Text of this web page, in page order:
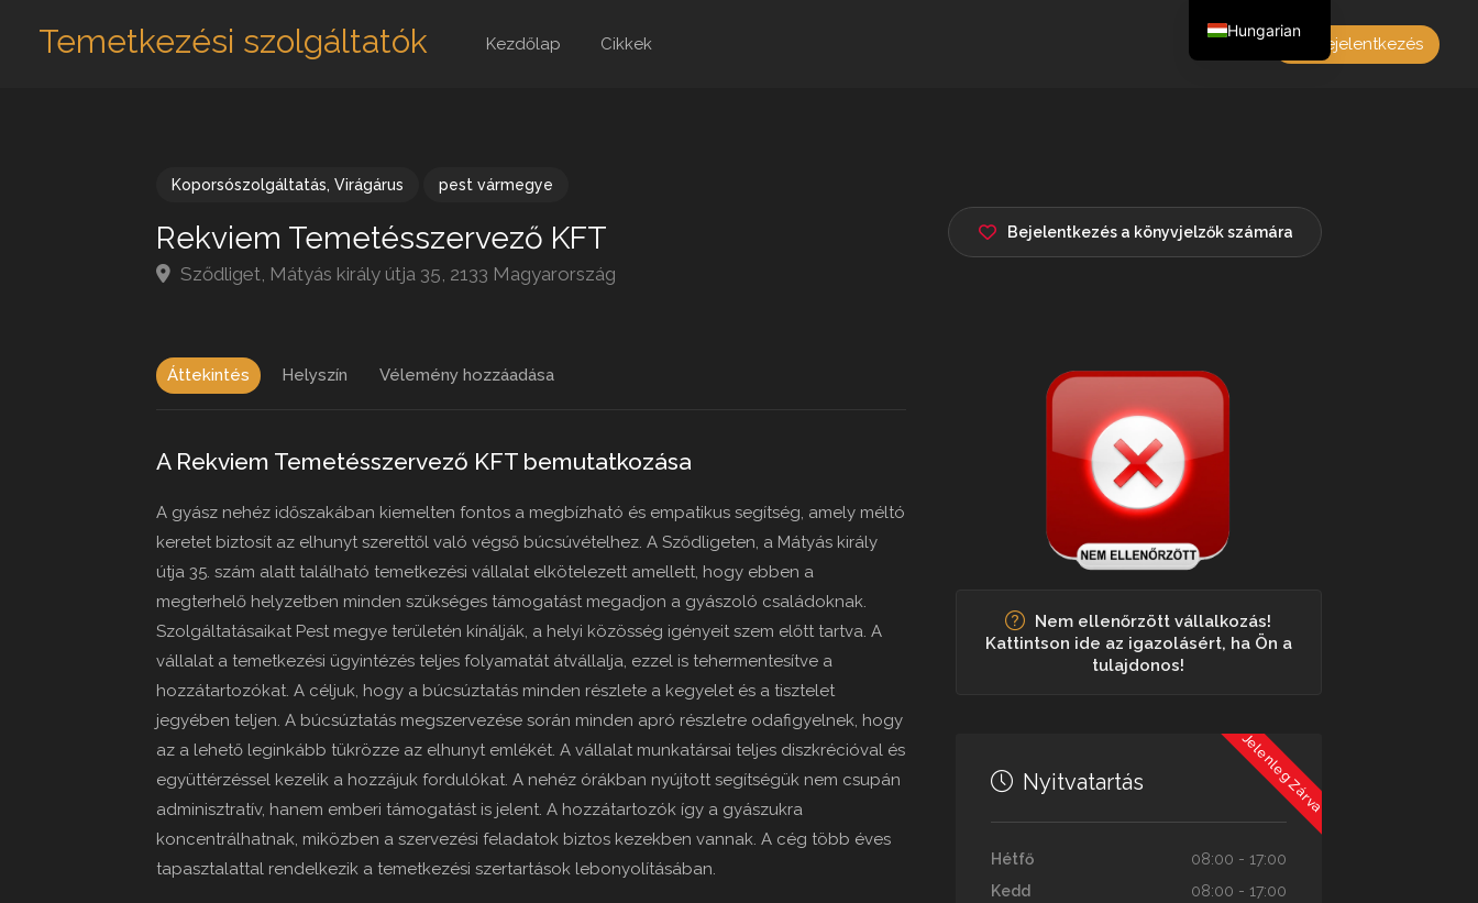
Temetkezési szolgáltatók Kezdőlap Cikkek Bejelentkezés
Koporsószolgáltatás, Virágárus pest vármegye
Rekviem Temetésszervező KFT
Sződliget, Mátyás király útja 35, 2133 Magyarország
Bejelentkezés a könyvjelzők számára
Áttekintés Helyszín Vélemény hozzáadása
A Rekviem Temetésszervező KFT bemutatkozása
A gyász nehéz időszakában kiemelten fontos a megbízható és empatikus segítség, amely méltó
keretet biztosít az elhunyt szerettől való végső búcsúvételhez. A Sződligeten, a Mátyás király
útja 35. szám alatt található temetkezési vállalat elkötelezett amellett, hogy ebben a
megterhelő helyzetben minden szükséges támogatást megadjon a gyászoló családoknak.
Szolgáltatásaikat Pest megye területén kínálják, a helyi közösség igényeit szem előtt tartva. A
vállalat a temetkezési ügyintézés teljes folyamatát átvállalja, ezzel is tehermentesítve a
hozzátartozókat. A céljuk, hogy a búcsúztatás minden részlete a kegyelet és a tisztelet
jegyében teljen. A búcsúztatás megszervezése során minden apró részletre odafigyelnek, hogy
az a lehető leginkább tükrözze az elhunyt emlékét. A vállalat munkatársai teljes diszkrécióval és
együttérzéssel kezelik a hozzájuk fordulókat. A nehéz órákban nyújtott segítségük nem csupán
adminisztratív, hanem emberi támogatást is jelent. A hozzátartozók így a gyászukra
koncentrálhatnak, miközben a szervezési feladatok biztos kezekben vannak. A cég több éves
tapasztalattal rendelkezik a temetkezési szertartások lebonyolításában.
Nem ellenőrzött vállalkozás!
Kattintson ide az igazolásért, ha Ön a
tulajdonos!
Jelenleg Zárva
Nyitvatartás
Hétfő
08:00 - 17:00
Kedd
08:00 - 17:00
Hungarian
English
French